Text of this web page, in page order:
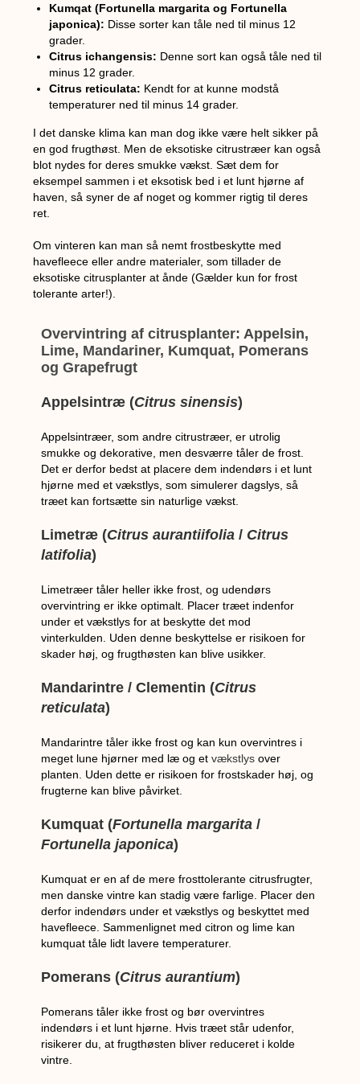
Kumqat (Fortunella margarita og Fortunella
japonica): Disse sorter kan tåle ned til minus 12
grader.
Citrus ichangensis: Denne sort kan også tåle ned til
minus 12 grader.
Citrus reticulata: Kendt for at kunne modstå
temperaturer ned til minus 14 grader.
I det danske klima kan man dog ikke være helt sikker på
en god frugthøst. Men de eksotiske citrustræer kan også
blot nydes for deres smukke vækst. Sæt dem for
eksempel sammen i et eksotisk bed i et lunt hjørne af
haven, så syner de af noget og kommer rigtig til deres
ret.
Om vinteren kan man så nemt frostbeskytte med
havefleece eller andre materialer, som tillader de
eksotiske citrusplanter at ånde (Gælder kun for frost
tolerante arter!).
Overvintring af citrusplanter: Appelsin,
Lime, Mandariner, Kumquat, Pomerans
og Grapefrugt
Appelsintræ (Citrus sinensis)
Appelsintræer, som andre citrustræer, er utrolig
smukke og dekorative, men desværre tåler de frost.
Det er derfor bedst at placere dem indendørs i et lunt
hjørne med et vækstlys, som simulerer dagslys, så
træet kan fortsætte sin naturlige vækst.
Limetræ (Citrus aurantiifolia / Citrus
latifolia)
Limetræer tåler heller ikke frost, og udendørs
overvintring er ikke optimalt. Placer træet indenfor
under et vækstlys for at beskytte det mod
vinterkulden. Uden denne beskyttelse er risikoen for
skader høj, og frugthøsten kan blive usikker.
Mandarintre / Clementin (Citrus
reticulata)
Mandarintre tåler ikke frost og kan kun overvintres i
meget lune hjørner med læ og etvækstlys over
planten. Uden dette er risikoen for frostskader høj, og
frugterne kan blive påvirket.
Kumquat (Fortunella margarita /
Fortunella japonica)
Kumquat er en af de mere frosttolerante citrusfrugter,
men danske vintre kan stadig være farlige. Placer den
derfor indendørs under et vækstlys og beskyttet med
havefleece. Sammenlignet med citron og lime kan
kumquat tåle lidt lavere temperaturer.
Pomerans (Citrus aurantium)
Pomerans tåler ikke frost og bør overvintres
indendørs i et lunt hjørne. Hvis træet står udenfor,
risikerer du, at frugthøsten bliver reduceret i kolde
vintre.